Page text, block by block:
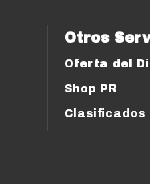
Otros
Oferta del
Shop PR
Clasificados